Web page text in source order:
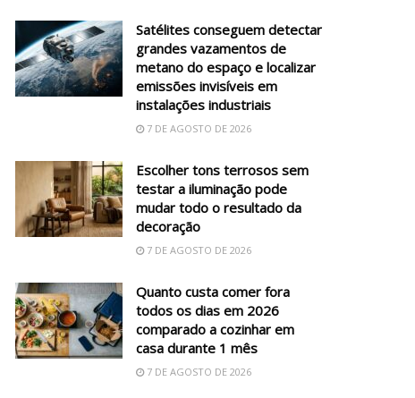
Satélites conseguem detectar
grandes vazamentos de
metano do espaço e localizar
emissões invisíveis em
instalações industriais
7 DE AGOSTO DE 2026
Escolher tons terrosos sem
testar a iluminação pode
mudar todo o resultado da
decoração
7 DE AGOSTO DE 2026
Quanto custa comer fora
todos os dias em 2026
comparado a cozinhar em
casa durante 1 mês
7 DE AGOSTO DE 2026